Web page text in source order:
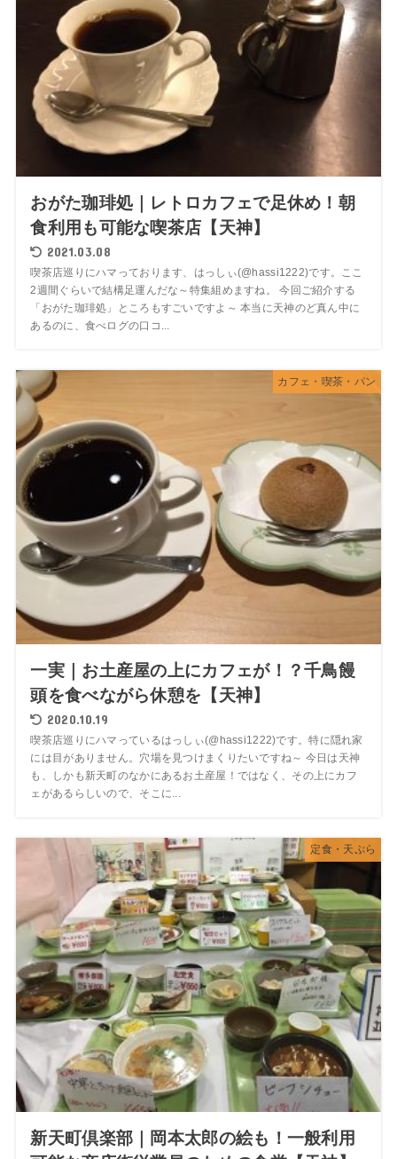
おがた珈琲処｜レトロカフェで足休め！朝
食利用も可能な喫茶店【天神】
2021.03.08
喫茶店巡りにハマっております、はっしぃ(@hassi1222)です。ここ
2週間ぐらいで結構足運んだな～特集組めますね。 今回ご紹介する
「おがた珈琲処」ところもすごいですよ～ 本当に天神のど真ん中に
あるのに、食べログの口コ...
カフェ・喫茶・パン
一実｜お土産屋の上にカフェが！？千鳥饅
頭を食べながら休憩を【天神】
2020.10.19
喫茶店巡りにハマっているはっしぃ(@hassi1222)です。特に隠れ家
には目がありません。穴場を見つけまくりたいですね～ 今日は天神
も、しかも新天町のなかにあるお土産屋！ではなく、その上にカフ
ェがあるらしいので、そこに...
定食・天ぷら
新天町倶楽部｜岡本太郎の絵も！一般利用